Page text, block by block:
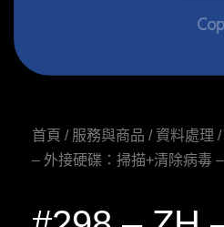
首頁 / 服務與商品 /資料處理 /
– 外接硬碟：掃描+清除病毒